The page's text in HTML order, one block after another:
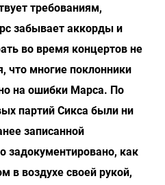
требованиям,
забывает аккорды и
во время концертов не
что многие поклонники
на ошибки Марса. По
партий Сикса были ни
записанной
как
в воздухе своей рукой,